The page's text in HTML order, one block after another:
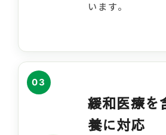
います。
03
緩和医療を
養に対応